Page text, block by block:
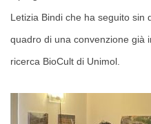
Letizia Bindi che ha seguito sin
quadro di una convenzione già
ricerca BioCult di Unimol